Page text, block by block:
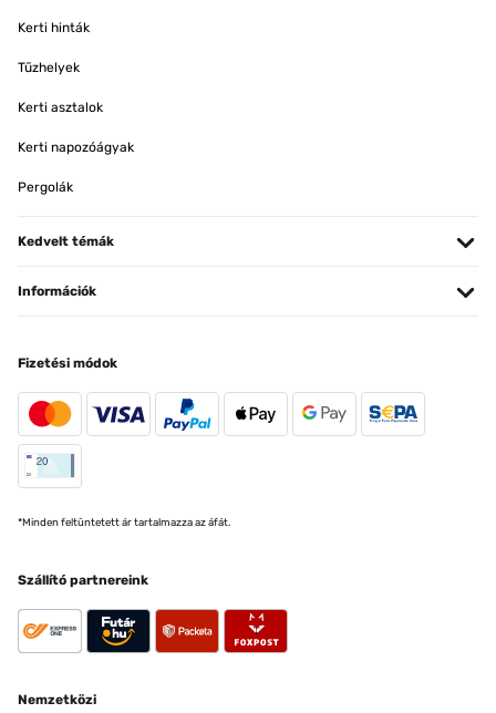
Kerti hinták
Tűzhelyek
Kerti asztalok
Kerti napozóágyak
Pergolák
Kedvelt témák
Információk
Fizetési módok
*Minden feltüntetett ár tartalmazza az áfát.
Szállító partnereink
Nemzetközi